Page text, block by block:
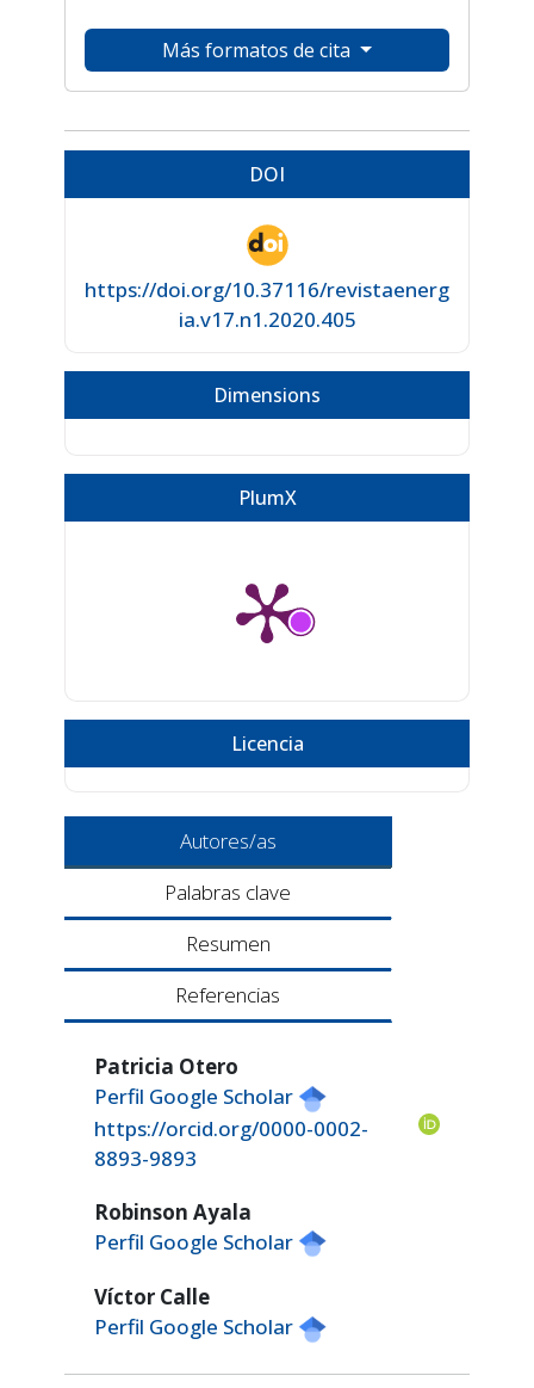
Más formatos de cita
DOI
https://doi.org/10.37116/revistaenerg
ia.v17.n1.2020.405
Dimensions
PlumX
Licencia
Autores/as
Palabras clave
Resumen
Referencias
Patricia Otero
Perfil Google Scholar
https://orcid.org/0000-0002-
8893-9893
Robinson Ayala
Perfil Google Scholar
Víctor Calle
Perfil Google Scholar